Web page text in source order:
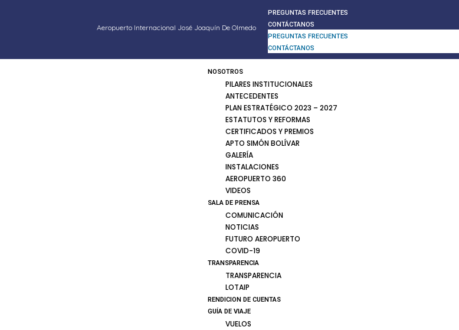
Aeropuerto Internacional José Joaquín De Olmedo
PREGUNTAS FRECUENTES
CONTÁCTANOS
PREGUNTAS FRECUENTES
CONTÁCTANOS
NOSOTROS
PILARES INSTITUCIONALES
ANTECEDENTES
PLAN ESTRATÉGICO 2023 – 2027
ESTATUTOS Y REFORMAS
CERTIFICADOS Y PREMIOS
APTO SIMÓN BOLÍVAR
GALERÍA
INSTALACIONES
AEROPUERTO 360
VIDEOS
SALA DE PRENSA
COMUNICACIÓN
NOTICIAS
FUTURO AEROPUERTO
COVID-19
TRANSPARENCIA
TRANSPARENCIA
LOTAIP
RENDICION DE CUENTAS
GUÍA DE VIAJE
VUELOS